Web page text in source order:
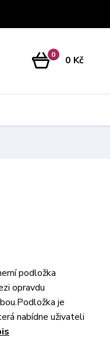
0 0 Kč
podložka
opravdu
je
nabídne uživateli